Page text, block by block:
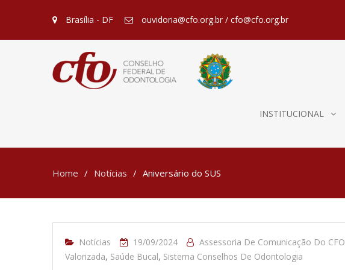
Brasília - DF ouvidoria@cfo.org.br / cfo@cfo.org.br
INSTITUCIONAL
Home Notícias Aniversário do SUS
Notícias 19/09/2024 Assessoria De Comunicação Do CFO
Valorizada, Saúde Bucal, Sistema Conselhos De Odontologia